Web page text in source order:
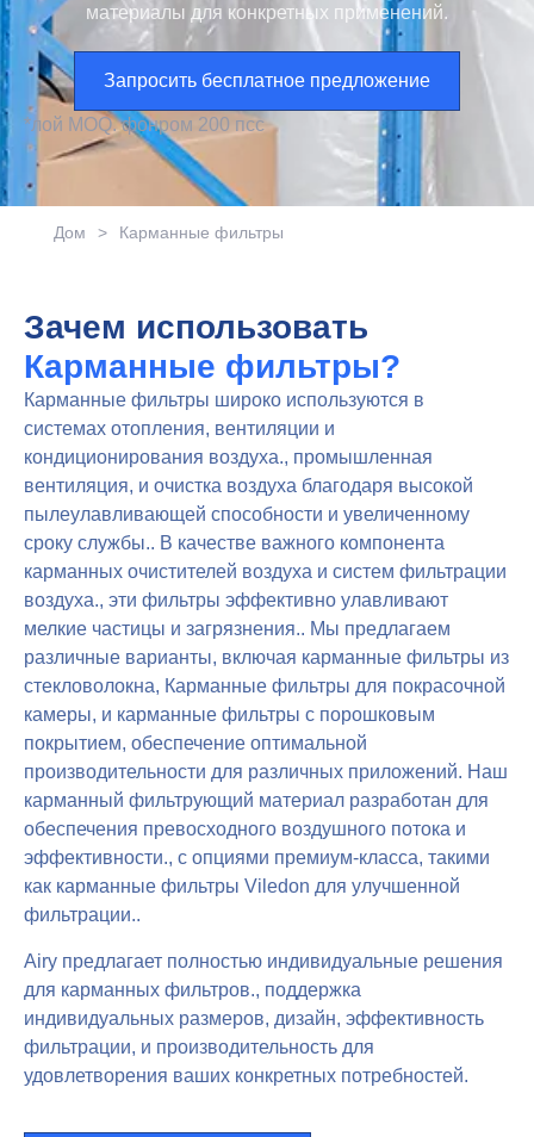
материалы для конкретных применений.
Запросить бесплатное предложение
*лой МОQ. фонром 200 псс
Дом > Карманные фильтры
Зачем использовать
Карманные фильтры?
Карманные фильтры широко используются в
системах отопления, вентиляции и
кондиционирования воздуха., промышленная
вентиляция, и очистка воздуха благодаря высокой
пылеулавливающей способности и увеличенному
сроку службы.. В качестве важного компонента
карманных очистителей воздуха и систем фильтрации
воздуха., эти фильтры эффективно улавливают
мелкие частицы и загрязнения.. Мы предлагаем
различные варианты, включая карманные фильтры из
стекловолокна, Карманные фильтры для покрасочной
камеры, и карманные фильтры с порошковым
покрытием, обеспечение оптимальной
производительности для различных приложений. Наш
карманный фильтрующий материал разработан для
обеспечения превосходного воздушного потока и
эффективности., с опциями премиум-класса, такими
как карманные фильтры Viledon для улучшенной
фильтрации..
Airy предлагает полностью индивидуальные решения
для карманных фильтров., поддержка
индивидуальных размеров, дизайн, эффективность
фильтрации, и производительность для
удовлетворения ваших конкретных потребностей.